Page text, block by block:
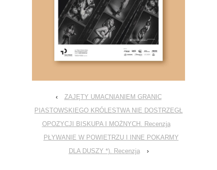
‹
ZAJĘTY UMACNIANIEM GRANIC
PIASTOWSKIEGO KRÓLESTWA NIE DOSTRZEGŁ
OPOZYCJI BISKUPA I MOŻNYCH. Recenzja
PŁYWANIE W POWIETRZU I INNE POKARMY
DLA DUSZY *). Recenzja
›